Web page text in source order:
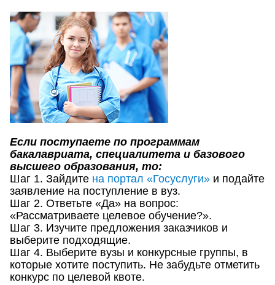
Если поступаете по программам
бакалавриата, специалитета и базового
высшего образования, то:
Шаг 1. Зайдите на портал «Госуслуги» и подайте
заявление на поступление в вуз.
Шаг 2. Ответьте «Да» на вопрос:
«Рассматриваете целевое обучение?».
Шаг 3. Изучите предложения заказчиков и
выберите подходящие.
Шаг 4. Выберите вузы и конкурсные группы, в
которые хотите поступить. Не забудьте отметить
конкурс по целевой квоте.